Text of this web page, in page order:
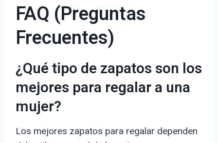
FAQ (Preguntas
Frecuentes)
¿Qué tipo de zapatos son los
mejores para regalar a una
mujer?
Los mejores zapatos para regalar dependen